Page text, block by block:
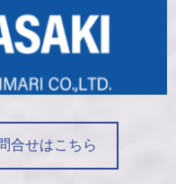
合せはこちら